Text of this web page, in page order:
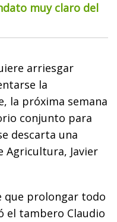
muy claro del
arriesgar
la
la próxima semana
conjunto para
descarta una
Agricultura, Javier
que prolongar todo
el tambero Claudio